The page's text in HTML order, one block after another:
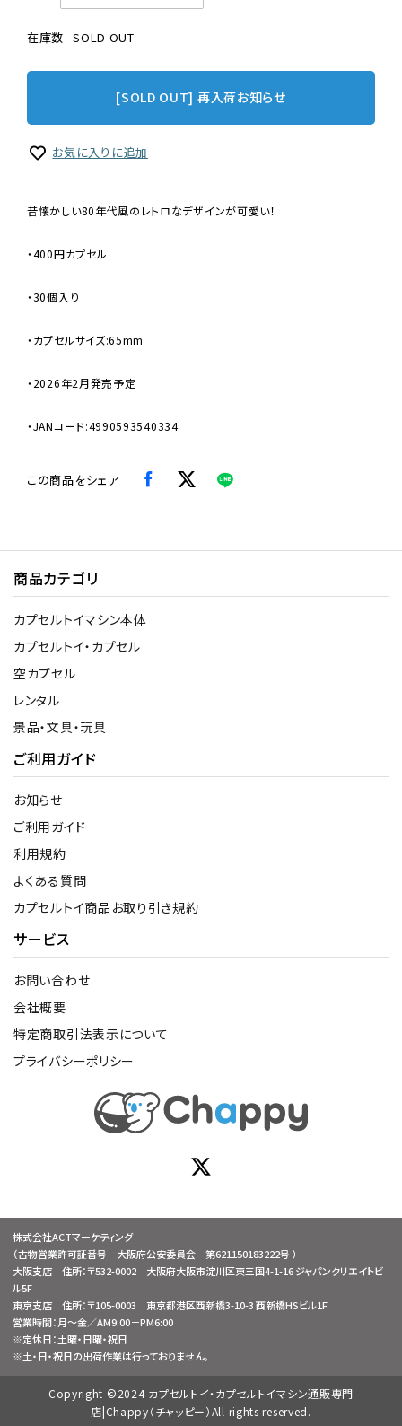
在庫数 SOLD OUT
[SOLD OUT] 再入荷お知らせ
お気に入りに追加
昔懐かしい80年代風のレトロなデザインが可愛い！
・400円カプセル
・30個入り
・カプセルサイズ:65mm
・2026年2月発売予定
・JANコード:4990593540334
この商品をシェア
商品カテゴリ
カプセルトイマシン本体
カプセルトイ・カプセル
空カプセル
レンタル
景品・文具・玩具
ご利用ガイド
お知らせ
ご利用ガイド
利用規約
よくある質問
カプセルトイ商品お取り引き規約
サービス
お問い合わせ
会社概要
特定商取引法表示について
プライバシーポリシー
株式会社ACTマーケティング
（古物営業許可証番号 大阪府公安委員会 第621150183222号 ）
大阪支店 住所：〒532-0002 大阪府大阪市淀川区東三国4-1-16 ジャパンクリエイトビ
ル5F
東京支店 住所：〒105-0003 東京都港区西新橋3-10-3 西新橋HSビル1F
営業時間：月～金／AM9:00－PM6:00
※定休日：土曜・日曜・祝日
※土・日・祝日の出荷作業は行っておりません。
Copyright ©2024 カプセルトイ・カプセルトイマシン通販専門
店|Chappy（チャッピー）All rights reserved.